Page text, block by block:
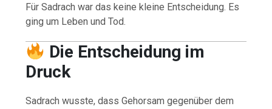
Für Sadrach war das keine kleine Entscheidung. Es
ging um Leben und Tod.
Die Entscheidung im
Druck
Sadrach wusste, dass Gehorsam gegenüber dem